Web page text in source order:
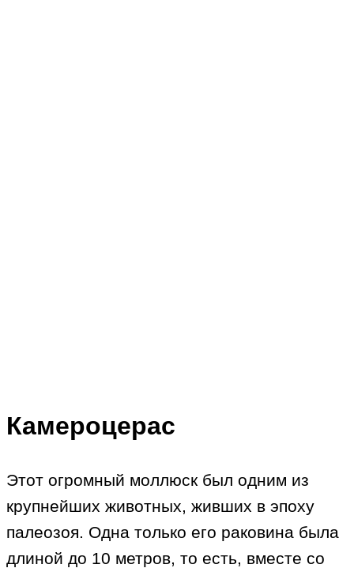
Камероцерас
Этот огромный моллюск был одним из
крупнейших животных, живших в эпоху
палеозоя. Одна только его раковина была
длиной до 10 метров, то есть, вместе со